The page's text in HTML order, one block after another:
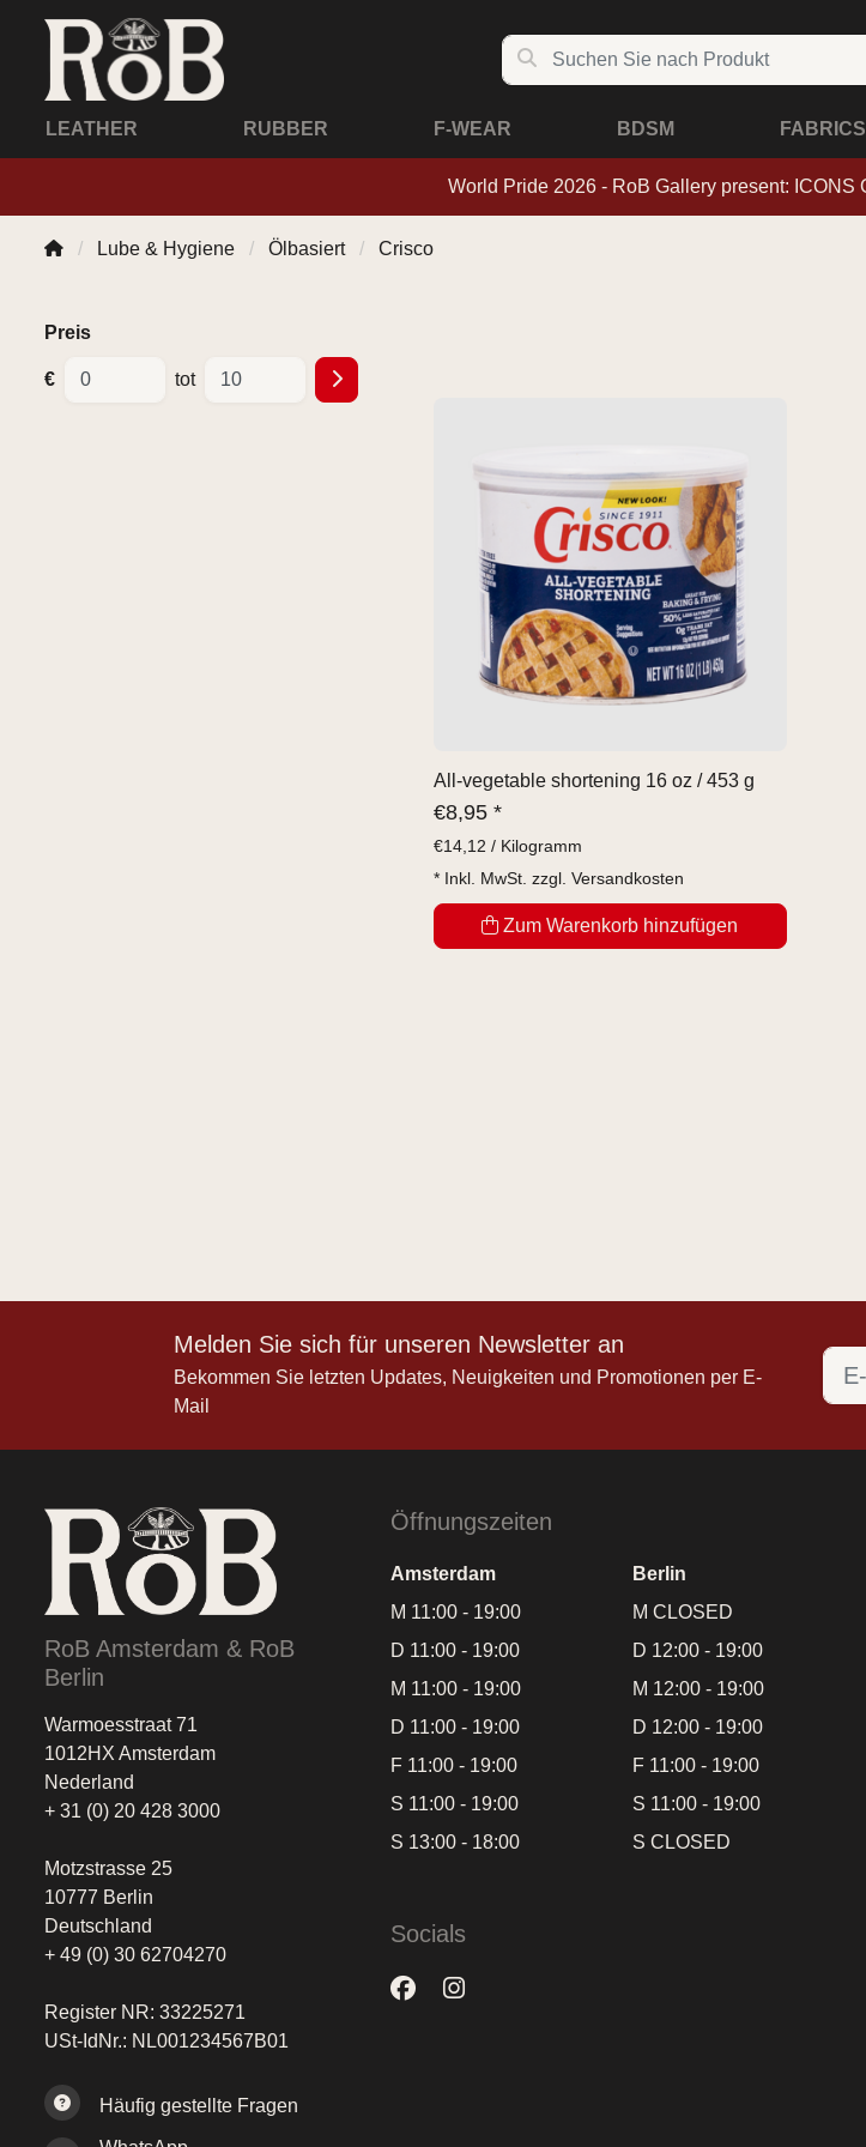
LEATHER RUBBER F-WEAR BDSM
World Pride 2026 - RoB Gallery present: ICONS
Lube & Hygiene Ölbasiert Crisco
Preis
€ tot
All-vegetable shortening 16 oz / 453 g
€8,95 *
€14,12 / Kilogramm
* Inkl. MwSt. zzgl. Versandkosten
Zum Warenkorb hinzufügen
Melden Sie sich für unseren Newsletter an
Bekommen Sie letzten Updates, Neuigkeiten und Promotionen per E-
Mail
RoB Amsterdam & RoB
Berlin
Warmoesstraat 71
1012HX Amsterdam
Nederland
+ 31 (0) 20 428 3000
Motzstrasse 25
10777 Berlin
Deutschland
+ 49 (0) 30 62704270
Register NR: 33225271
USt-IdNr.: NL001234567B01
Häufig gestellte Fragen
Öffnungszeiten
Amsterdam
Berlin
M 11:00 - 19:00
D 11:00 - 19:00
M 11:00 - 19:00
D 11:00 - 19:00
F 11:00 - 19:00
S 11:00 - 19:00
S 13:00 - 18:00
M CLOSED
D 12:00 - 19:00
M 12:00 - 19:00
D 12:00 - 19:00
F 11:00 - 19:00
S 11:00 - 19:00
S CLOSED
Socials